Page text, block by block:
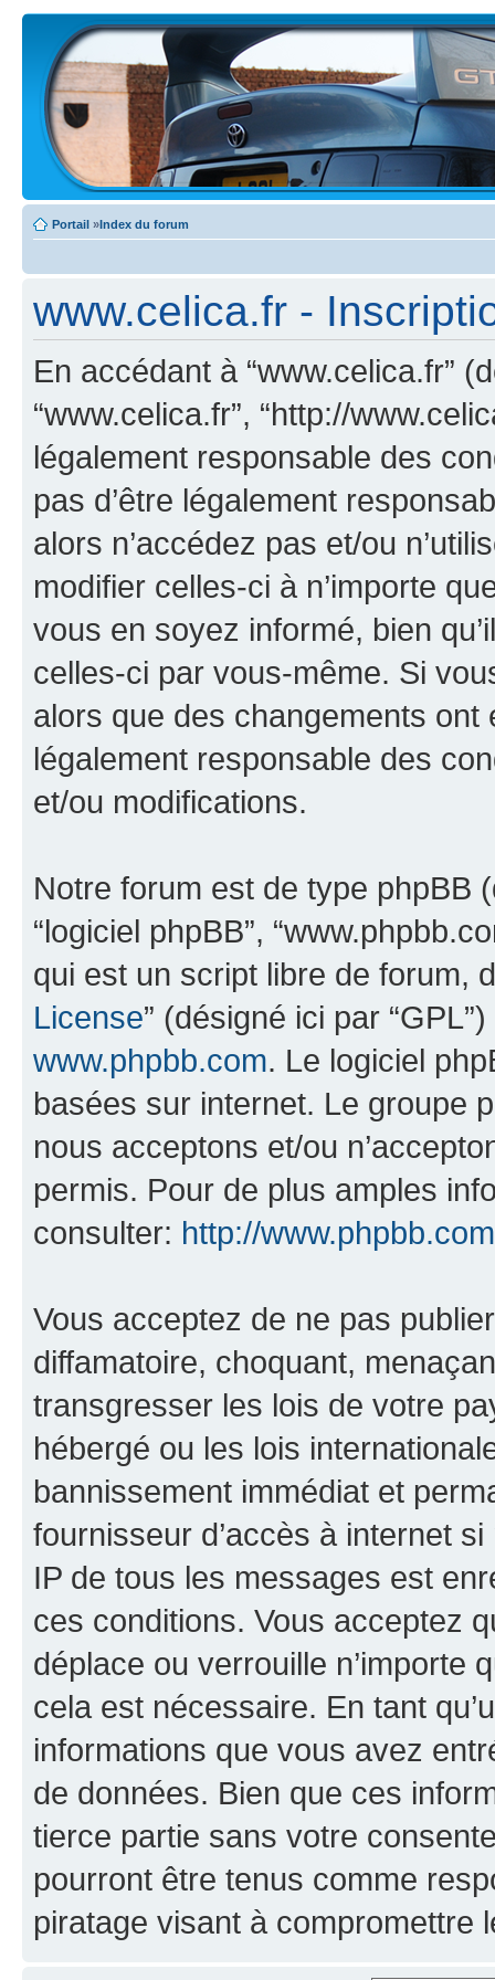
Portail »Index du forum
www.celica.fr -
En accédant à “www.celica.fr”
“www.celica.fr”, “http://
légalement responsable des
pas d’être légalement
alors n’accédez pas et/ou
modifier celles-ci à n’importe
vous en soyez informé, bien
celles-ci par vous-même. Si
alors que des changements ont
légalement responsable des
et/ou modifications.
Notre forum est de type phpBB
“logiciel phpBB”,
qui est un script libre de forum,
License” (désigné ici par
www.phpbb.com. Le logiciel
basées sur internet. Le groupe
nous acceptons et/ou
permis. Pour de plus amples
consulter: http://
Vous acceptez de ne pas
diffamatoire, choquant,
transgresser les lois de votre
hébergé ou les lois
bannissement immédiat et
fournisseur d’accès à internet
IP de tous les messages est
ces conditions. Vous acceptez
déplace ou verrouille n’importe
cela est nécessaire. En tant
informations que vous avez
de données. Bien que ces
tierce partie sans votre
pourront être tenus comme
piratage visant à compromettre